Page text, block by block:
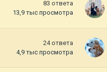
83 ответа
13,9 тыс просмотра
24 ответа
4,9 тыс просмотра